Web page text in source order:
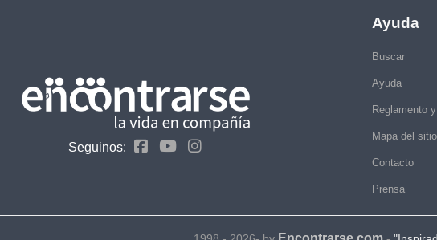
Seguinos:
Ayuda
Buscar
Ayuda
Reglamento
Mapa del sitio
Contacto
Prensa